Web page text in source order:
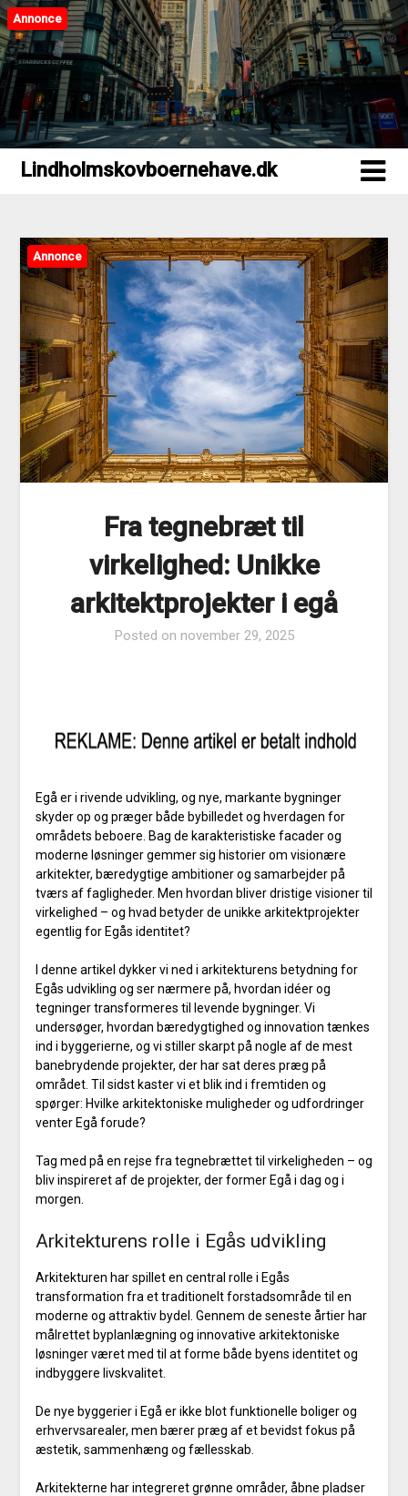
Lindholmskovboernehave.dk
Annonce
Lindholmskovboernehave.dk
Annonce
Fra tegnebræt til
virkelighed: Unikke
arkitektprojekter i egå
Posted on november 29, 2025
Egå er i rivende udvikling, og nye, markante bygninger
skyder op og præger både bybilledet og hverdagen for
områdets beboere. Bag de karakteristiske facader og
moderne løsninger gemmer sig historier om visionære
arkitekter, bæredygtige ambitioner og samarbejder på
tværs af fagligheder. Men hvordan bliver dristige visioner til
virkelighed – og hvad betyder de unikke arkitektprojekter
egentlig for Egås identitet?
I denne artikel dykker vi ned i arkitekturens betydning for
Egås udvikling og ser nærmere på, hvordan idéer og
tegninger transformeres til levende bygninger. Vi
undersøger, hvordan bæredygtighed og innovation tænkes
ind i byggerierne, og vi stiller skarpt på nogle af de mest
banebrydende projekter, der har sat deres præg på
området. Til sidst kaster vi et blik ind i fremtiden og
spørger: Hvilke arkitektoniske muligheder og udfordringer
venter Egå forude?
Tag med på en rejse fra tegnebrættet til virkeligheden – og
bliv inspireret af de projekter, der former Egå i dag og i
morgen.
Arkitekturens rolle i Egås udvikling
Arkitekturen har spillet en central rolle i Egås
transformation fra et traditionelt forstadsområde til en
moderne og attraktiv bydel. Gennem de seneste årtier har
målrettet byplanlægning og innovative arkitektoniske
løsninger været med til at forme både byens identitet og
indbyggere livskvalitet.
De nye byggerier i Egå er ikke blot funktionelle boliger og
erhvervsarealer, men bærer præg af et bevidst fokus på
æstetik, sammenhæng og fællesskab.
Arkitekterne har integreret grønne områder, åbne pladser